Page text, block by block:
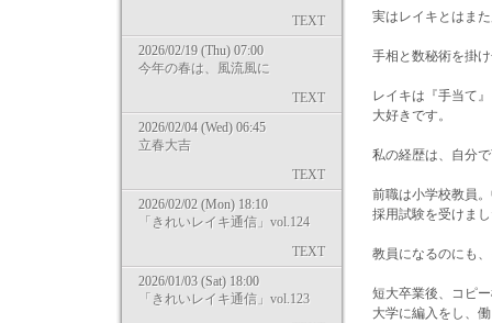
TEXT
2026/02/19 (Thu) 07:00
今年の春は、風流風に
TEXT
2026/02/04 (Wed) 06:45
立春大吉
TEXT
2026/02/02 (Mon) 18:10
「きれいレイキ通信」vol.124
TEXT
2026/01/03 (Sat) 18:00
「きれいレイキ通信」vol.123
実はレイキとはま
手相と数秘術を掛
レイキは『手当て
大好きです。
私の経歴は、自分
前職は小学校教員
採用試験を受けま
教員になるのにも
短大卒業後、コピ
大学に編入をし、